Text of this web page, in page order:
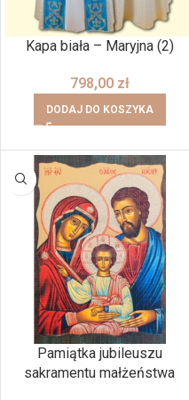
Kapa biała – Maryjna (2)
798,00 zł
DODAJ DO KOSZYKA
Pamiątka jubileuszu
sakramentu małżeństwa